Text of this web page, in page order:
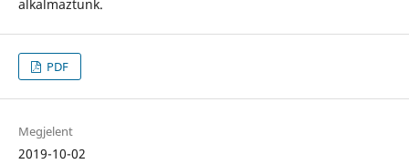
alkalmaztunk.
PDF
Megjelent
2019-10-02